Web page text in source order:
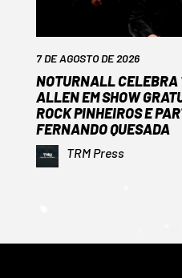
7 DE AGOSTO DE 2026
NOTURNALL CELEBRA
ALLEN EM SHOW
ROCK PINHEIROS E
FERNANDO QUESADA
TRM Press